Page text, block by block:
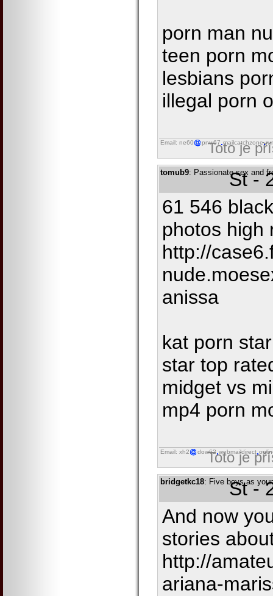
porn man
teen porn
lesbians
illegal porn
Email: ne60 pnw67 mailcatchzone
Toto je
tomub9: Passionate sex and
St -
61 546
photos high
http://
anissa
kat porn
star top
midget vs
mp4 porn
Email: xh2 dow62 webmaildirect
Toto je
bridgetkc18: Five boys as
St -
And now
stories
http://
ariana-